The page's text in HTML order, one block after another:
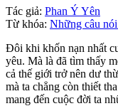
Tác giả: Phan Ý Yên
Từ khóa: Những câu
Đôi khi khốn nạn nhất
yêu. Mà là đã tìm thấy
cả thế giới trở nên dư
mà ta chẳng còn thiết
mang đến cuộc đời ta